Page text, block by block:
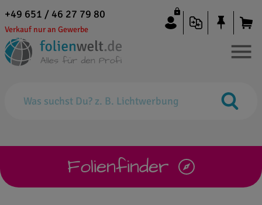
+49 651 / 46 27 79 80
Verkauf nur an Gewerbe
Folienfinder